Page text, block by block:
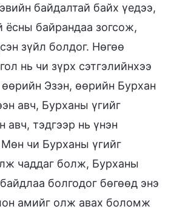
байдалтай байх үедээ,
ёсны байрандаа зогсож,
зүйл болдог. Нөгөө
нь чи зүрх сэтгэлийнхээ
Эзэн, өөрийн Бурхан
авч, Бурханы үгийг
авч, тэдгээр нь үнэн
чи Бурханы үгийг
чаддаг болж, Бурханы
болгодог бөгөөд энэ
амийг олж авах боломж